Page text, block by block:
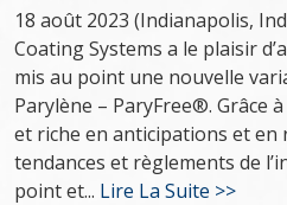
18 août 2023 (Indianapolis,
Coating Systems a le plaisir
mis au point une nouvelle
Parylène – ParyFree®. Grâce
et riche en anticipations et en
tendances et règlements de
point et... Lire La Suite >>